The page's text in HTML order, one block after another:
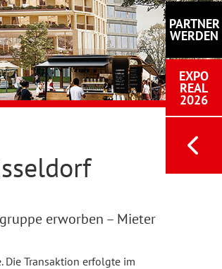
PARTNER
WERDEN
EXPO
REAL
2026
erworben – Mieter
Die Transaktion erfolgte im